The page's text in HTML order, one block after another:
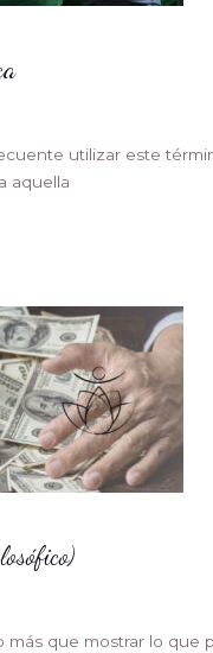
utilizar este
aquella
más que mostrar lo que